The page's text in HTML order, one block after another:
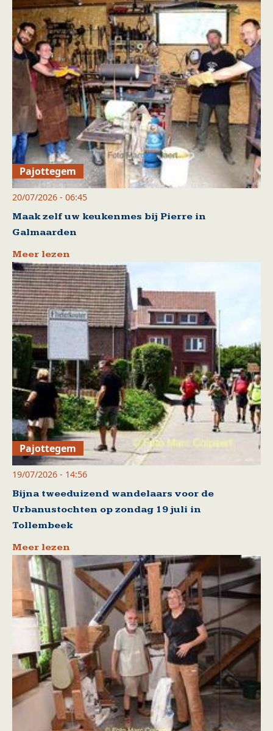
Pajottegem
20/07/2026 - 06:45
Maak zelf uw keukenmes bij Pierre in
Galmaarden
Meer lezen
Pajottegem
19/07/2026 - 14:56
Bijna tweeduizend wandelaars voor de
Urbanustochten op zondag 19 juli in
Tollembeek
Meer lezen